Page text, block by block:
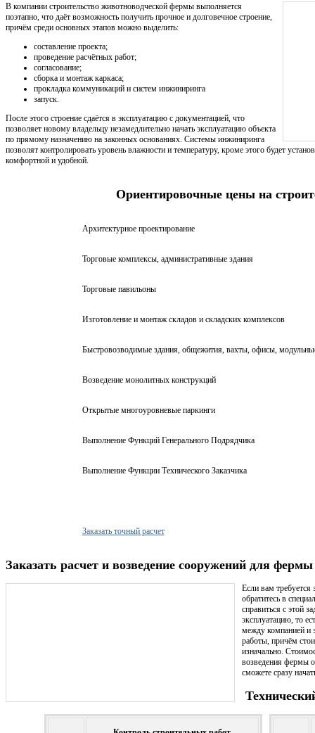
В компании строительство животноводческой фермы выполняется
поэтапно, что даёт возможность получить прочное и долговечное строение,
причём среди основных этапов можно выделить:
составление проекта;
проведение расчётных работ;
согласование;
сборка и монтаж каркаса;
прокладка коммуникаций и систем инжиниринга
запуск.
После этого строение сдаётся в эксплуатацию с документацией, что
позволяет новому владельцу незамедлительно начать эксплуатацию объекта
по прямому назначению на законных основаниях. Системы инжиниринга
позволят контролировать уровень влажности и температуру, кроме этого будет
комфортной и удобной.
Ориентировочные цены на
Архитектурное проектирование
Торговые комплексы, административные здания
Торговые павильоны
Изготовление и монтаж складов и складских комплексов
Быстровозводимые здания, общежития, вахты, офисы,
Возведение монолитных конструкций
Открытые многоуровневые паркинги
Выполнение Функций Генерального Подрядчика
Выполнение Функции Технического Заказчика
Заказать точный расчет
Заказать расчет и возведение сооружений для фермы
Если вам требуется
обратитесь в
справиться с этой
эксплуатацию, то
между компанией и
работы, причём
изначально.
возведения фермы
сможете сразу